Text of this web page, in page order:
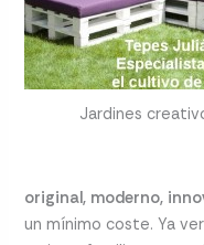
Jardines
original, moderno,
un mínimo coste. Ya